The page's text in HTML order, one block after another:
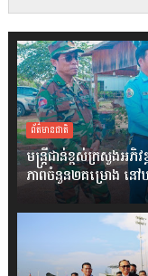
ព័ត៌មានជាតិ
មន្ត្រីជាន់ខ្ពស់ក្រសួងអភិ
ភាពចំនួន២គម្រោង នៅ